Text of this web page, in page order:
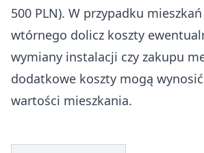
500 PLN). W przypadku
wtórnego dolicz koszty
wymiany instalacji czy zakupu
dodatkowe koszty mogą wynosić
wartości mieszkania.